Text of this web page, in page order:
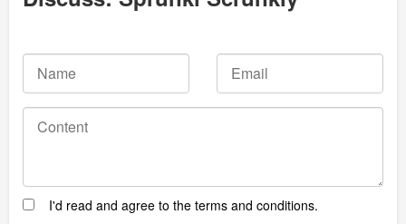
I'd read and agree to the terms and conditions.